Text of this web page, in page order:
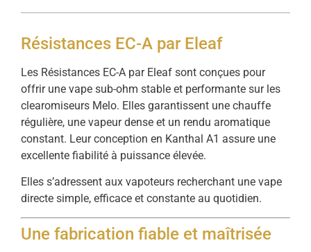
Résistances EC-A par Eleaf
Les Résistances EC-A par Eleaf sont conçues pour
offrir une vape sub-ohm stable et performante sur les
clearomiseurs Melo. Elles garantissent une chauffe
régulière, une vapeur dense et un rendu aromatique
constant. Leur conception en Kanthal A1 assure une
excellente fiabilité à puissance élevée.
Elles s’adressent aux vapoteurs recherchant une vape
directe simple, efficace et constante au quotidien.
Une fabrication fiable et maîtrisée